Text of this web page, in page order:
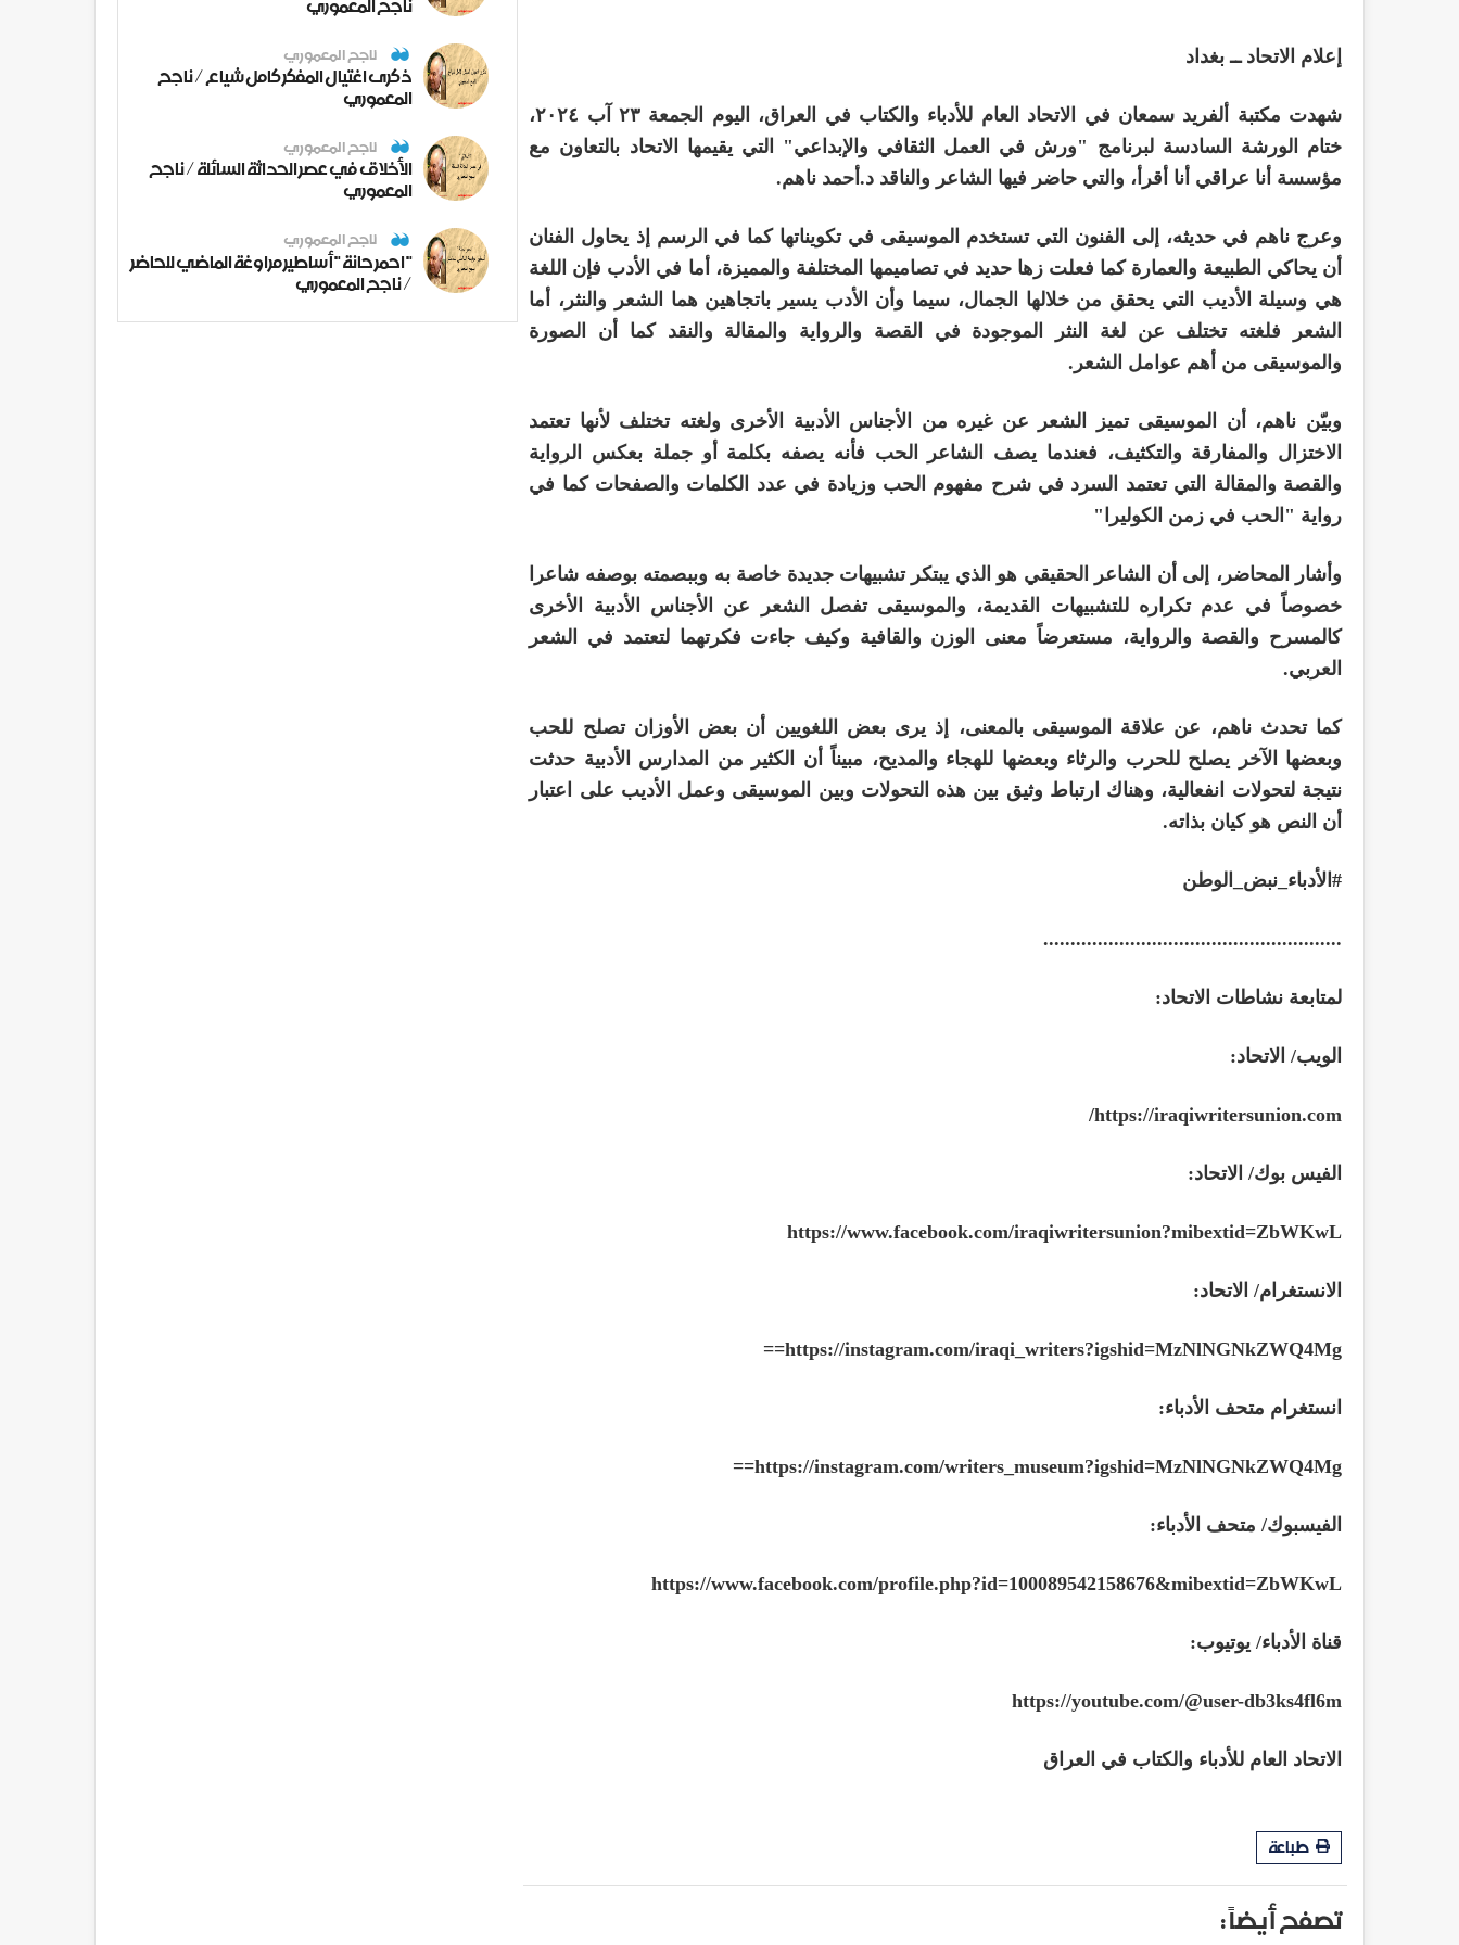
إعلام الاتحاد ــ بغداد
شهدت مكتبة ألفريد سمعان في الاتحاد العام للأدباء والكتاب في العراق، اليوم الجمعة ٢٣ آب ٢٠٢٤،
ختام الورشة السادسة لبرنامج "ورش في العمل الثقافي والإبداعي" التي يقيمها الاتحاد بالتعاون مع
مؤسسة أنا عراقي أنا أقرأ، والتي حاضر فيها الشاعر والناقد د.أحمد ناهم.
وعرج ناهم في حديثه، إلى الفنون التي تستخدم الموسيقى في تكويناتها كما في الرسم إذ يحاول الفنان
أن يحاكي الطبيعة والعمارة كما فعلت زها حديد في تصاميمها المختلفة والمميزة، أما في الأدب فإن اللغة
هي وسيلة الأديب التي يحقق من خلالها الجمال، سيما وأن الأدب يسير باتجاهين هما الشعر والنثر، أما
الشعر فلغته تختلف عن لغة النثر الموجودة في القصة والرواية والمقالة والنقد كما أن الصورة
والموسيقى من أهم عوامل الشعر.
وبيّن ناهم، أن الموسيقى تميز الشعر عن غيره من الأجناس الأدبية الأخرى ولغته تختلف لأنها تعتمد
الاختزال والمفارقة والتكثيف، فعندما يصف الشاعر الحب فأنه يصفه بكلمة أو جملة بعكس الرواية
والقصة والمقالة التي تعتمد السرد في شرح مفهوم الحب وزيادة في عدد الكلمات والصفحات كما في
رواية "الحب في زمن الكوليرا"
وأشار المحاضر، إلى أن الشاعر الحقيقي هو الذي يبتكر تشبيهات جديدة خاصة به وببصمته بوصفه شاعرا
خصوصاً في عدم تكراره للتشبيهات القديمة، والموسيقى تفصل الشعر عن الأجناس الأدبية الأخرى
كالمسرح والقصة والرواية، مستعرضاً معنى الوزن والقافية وكيف جاءت فكرتهما لتعتمد في الشعر
العربي.
كما تحدث ناهم، عن علاقة الموسيقى بالمعنى، إذ يرى بعض اللغويين أن بعض الأوزان تصلح للحب
وبعضها الآخر يصلح للحرب والرثاء وبعضها للهجاء والمديح، مبيناً أن الكثير من المدارس الأدبية حدثت
نتيجة لتحولات انفعالية، وهناك ارتباط وثيق بين هذه التحولات وبين الموسيقى وعمل الأديب على اعتبار
أن النص هو كيان بذاته.
#الأدباء_نبض_الوطن
.......................................................
لمتابعة نشاطات الاتحاد:
الويب/ الاتحاد:
https://iraqiwritersunion.com
/
الفيس بوك/ الاتحاد:
https://www.facebook.com/iraqiwritersunion?mibextid=ZbWKwL
الانستغرام/ الاتحاد:
https://instagram.com/iraqi_writers?igshid=MzNlNGNkZWQ4Mg
==
انستغرام متحف الأدباء:
https://instagram.com/writers_museum?igshid=MzNlNGNkZWQ4Mg
==
الفيسبوك/ متحف الأدباء:
https://www.facebook.com/profile.php?id=100089542158676&mibextid=ZbWKwL
قناة الأدباء/ يوتيوب:
https://youtube.com/@user-db3ks4fl6m
الاتحاد العام للأدباء والكتاب في العراق
طباعة
تصفح أيضاً :
ناجح المعموري
ناجح المعموري
ذكرى اغتيال المفكر كامل شياع / ناجح
المعموري
ناجح المعموري
الأخلاق في عصر الحداثة السائلة / ناجح
المعموري
ناجح المعموري
" احمر حانة " أساطير مراوغة الماضي للحاضر
/ ناجح المعموري